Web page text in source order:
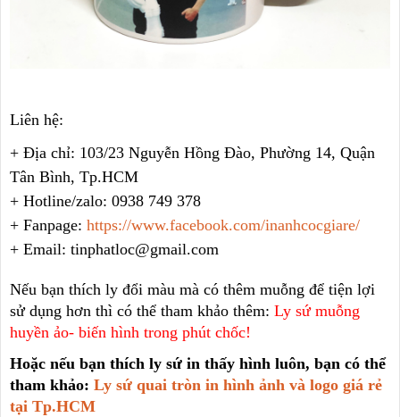
Liên hệ:
+ Địa chỉ: 103/23 Nguyễn Hồng Đào, Phường 14, Quận
Tân Bình, Tp.HCM
+ Hotline/zalo: 0938 749 378
+ Fanpage: https://www.facebook.com/inanhcocgiare/
+ Email: tinphatloc@gmail.com
Nếu bạn thích ly đổi màu mà có thêm muỗng để tiện lợi
sử dụng hơn thì có thể tham khảo thêm: Ly sứ muỗng
huyền ảo- biến hình trong phút chốc!
Hoặc nếu bạn thích ly sứ in thấy hình luôn, bạn có thể
tham khảo: Ly sứ quai tròn in hình ảnh và logo giá rẻ
tại Tp.HCM